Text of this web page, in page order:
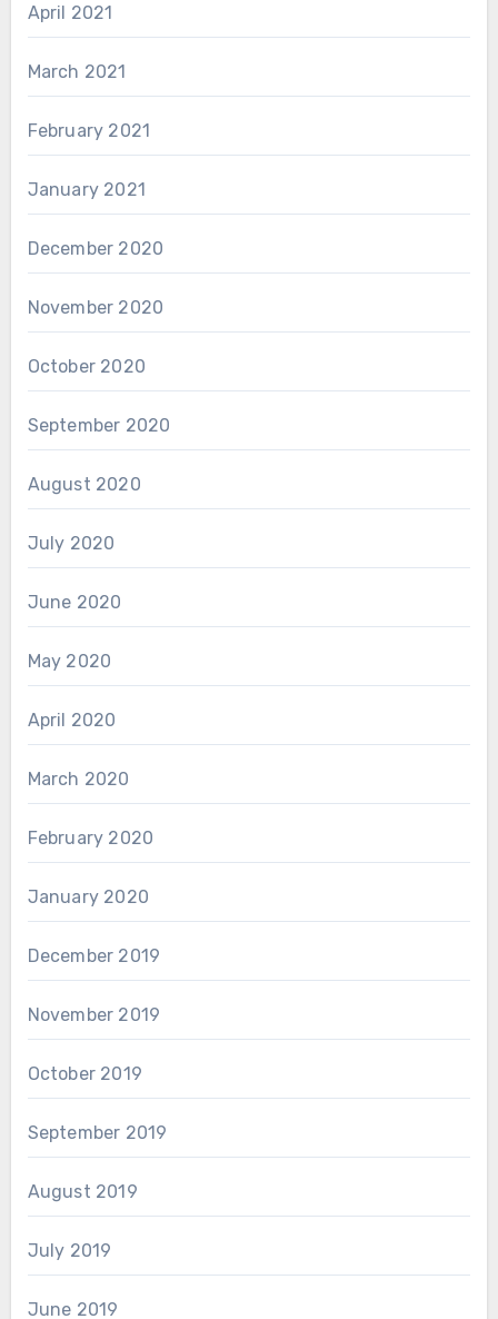
April 2021
March 2021
February 2021
January 2021
December 2020
November 2020
October 2020
September 2020
August 2020
July 2020
June 2020
May 2020
April 2020
March 2020
February 2020
January 2020
December 2019
November 2019
October 2019
September 2019
August 2019
July 2019
June 2019